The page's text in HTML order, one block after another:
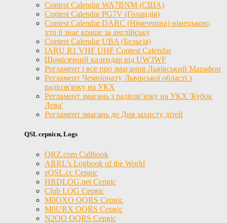
Contest Calendar WA7BNM (США)
Contest Calendar PG7V (Голандія)
Contest Calendar DARC (Німеччина) німецькою,
хто її знає краще за англійську
Contest Calendar UBA (Бельгія)
IARU R1 VHF UHF Contest Calendar
Щомісячний календар від UW3WF
Регламент і все про змагання Львівський Марафон
Регламент Чемпіонату Львівської області з
радіозв'язку на УКХ
Регламент змагань з радіозв’язку на УКХ 'Кубок
Лева'
Регламент змагань до Дня захисту дітей
QSL сервіси, Logs
QRZ.com Callbook
ARRL's Logbook of the World
eQSL.cc Сервіс
HRDLOG.net Сервіс
Club LOG Сервіс
M0OXO OQRS Сервіс
M0URX OQRS Сервіс
N2OO OQRS Сервіс